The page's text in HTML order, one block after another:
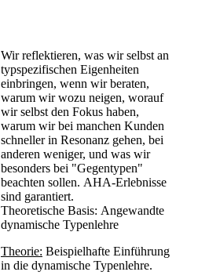
Wir reflektieren, was wir selbst an
typspezifischen Eigenheiten
einbringen, wenn wir beraten,
warum wir wozu neigen, worauf
wir selbst den Fokus haben,
warum wir bei manchen Kunden
schneller in Resonanz gehen, bei
anderen weniger, und was wir
besonders bei "Gegentypen"
beachten sollen. AHA-Erlebnisse
sind garantiert.
Theoretische Basis: Angewandte
dynamische Typenlehre
Theorie: Beispielhafte Einführung
in die dynamische Typenlehre.